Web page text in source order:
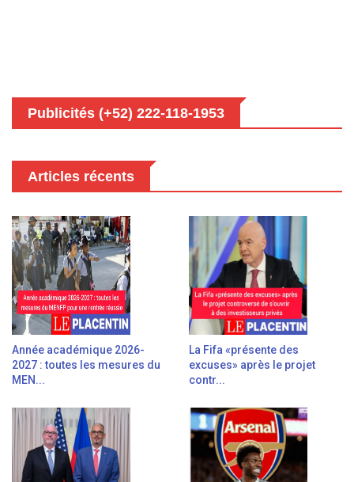
Publicités (+52) 222-118-1953
Articles récents
Année académique 2026-
2027 : toutes les mesures du
MEN...
La Fifa «présente des
excuses» après le projet
contr...